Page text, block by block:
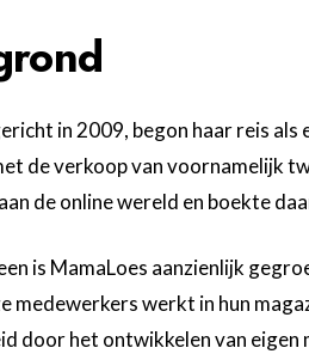
in 2009, begon haar reis
de verkoop van voornamelijk
de online wereld en boekte
is MamaLoes aanzienlijk
medewerkers werkt in hun
door het ontwikkelen van eigen